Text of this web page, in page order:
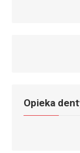
Opieka